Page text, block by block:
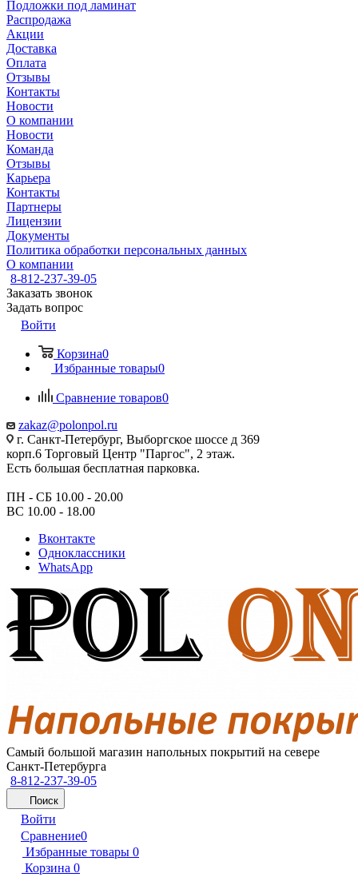
Подложки под ламинат
Распродажа
Акции
Доставка
Оплата
Отзывы
Контакты
Новости
О компании
Новости
Команда
Отзывы
Карьера
Контакты
Партнеры
Лицензии
Документы
Политика обработки персональных данных
О компании
8-812-237-39-05
Заказать звонок
Задать вопрос
Войти
Корзина0
Избранные товары0
Сравнение товаров0
zakaz@polonpol.ru
г. Санкт-Петербург, Выборгское шоссе д 369
корп.6 Торговый Центр "Паргос", 2 этаж.
Есть большая бесплатная парковка.
ПН - СБ 10.00 - 20.00
ВС 10.00 - 18.00
Вконтакте
Одноклассники
WhatsApp
Самый большой магазин напольных покрытий на севере
Санкт-Петербурга
8-812-237-39-05
Поиск
Войти
Сравнение0
Избранные товары 0
Корзина 0